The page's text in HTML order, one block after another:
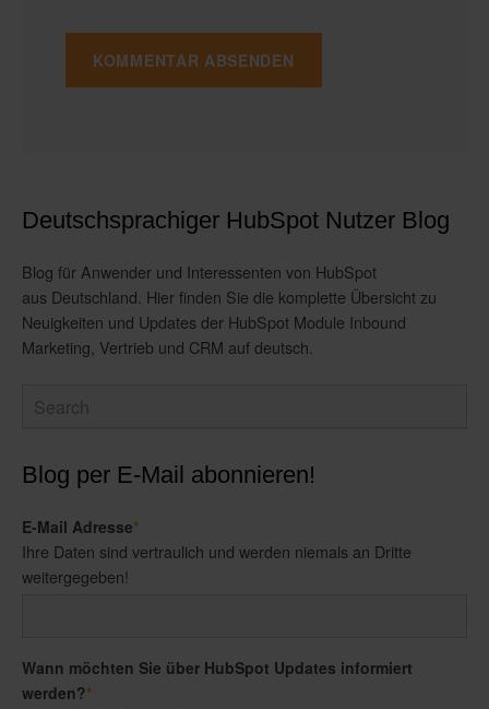
Deutschsprachiger HubSpot Nutzer Blog
Blog für Anwender und Interessenten von HubSpot
aus Deutschland. Hier finden Sie die komplette Übersicht zu
Neuigkeiten und Updates der HubSpot Module Inbound
Marketing, Vertrieb und CRM auf deutsch.
Blog per E-Mail abonnieren!
E-Mail Adresse*
Ihre Daten sind vertraulich und werden niemals an Dritte
weitergegeben!
Wann möchten Sie über HubSpot Updates informiert
werden?*